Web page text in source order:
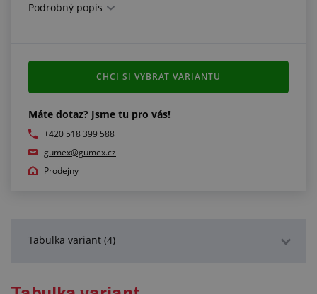
Splňuje normy:
Podrobný popis
Máte dotaz? Jsme tu pro vás!
+420 518 399 588
gumex@gumex.cz
Prodejny
CHCI SI VYBRAT VARIANTU
Tabulka variant (4)